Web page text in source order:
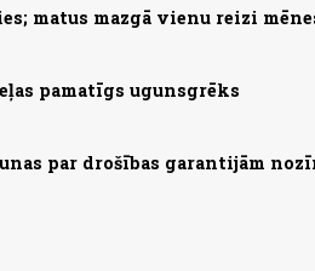
matus mazgā vienu reizi
pamatīgs ugunsgrēks
par drošības garantijām